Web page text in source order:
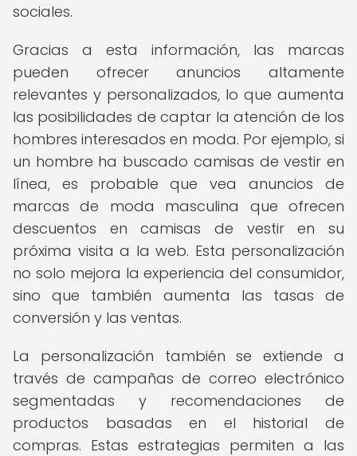
sociales.
Gracias a esta información, las marcas
pueden ofrecer anuncios altamente
relevantes y personalizados, lo que aumenta
las posibilidades de captar la atención de los
hombres interesados en moda. Por ejemplo, si
un hombre ha buscado camisas de vestir en
línea, es probable que vea anuncios de
marcas de moda masculina que ofrecen
descuentos en camisas de vestir en su
próxima visita a la web. Esta personalización
no solo mejora la experiencia del consumidor,
sino que también aumenta las tasas de
conversión y las ventas.
La personalización también se extiende a
través de campañas de correo electrónico
segmentadas y recomendaciones de
productos basadas en el historial de
compras. Estas estrategias permiten a las